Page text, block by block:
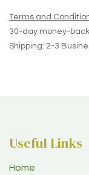
Terms and
30-day money-
Shipping: 2-3
Useful Links
Home